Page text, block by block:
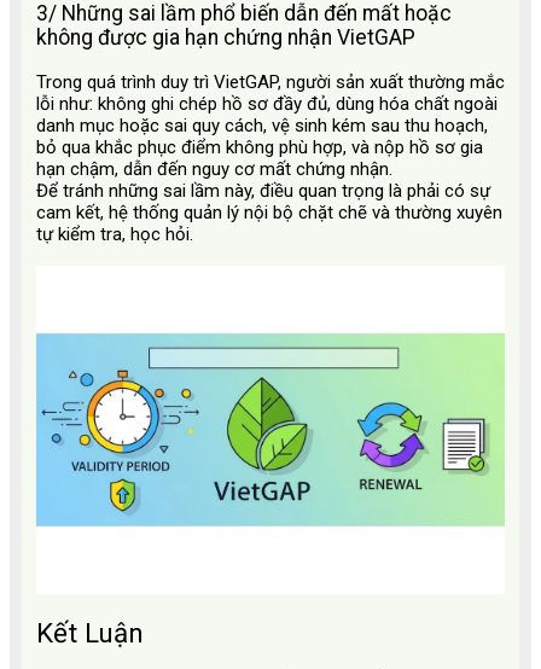
3/ Những sai lầm phổ biến dẫn đến mất hoặc
không được gia hạn chứng nhận VietGAP
Trong quá trình duy trì VietGAP, người sản xuất thường mắc
lỗi như: không ghi chép hồ sơ đầy đủ, dùng hóa chất ngoài
danh mục hoặc sai quy cách, vệ sinh kém sau thu hoạch,
bỏ qua khắc phục điểm không phù hợp, và nộp hồ sơ gia
hạn chậm, dẫn đến nguy cơ mất chứng nhận.
Để tránh những sai lầm này, điều quan trọng là phải có sự
cam kết, hệ thống quản lý nội bộ chặt chẽ và thường xuyên
tự kiểm tra, học hỏi.
Kết Luận